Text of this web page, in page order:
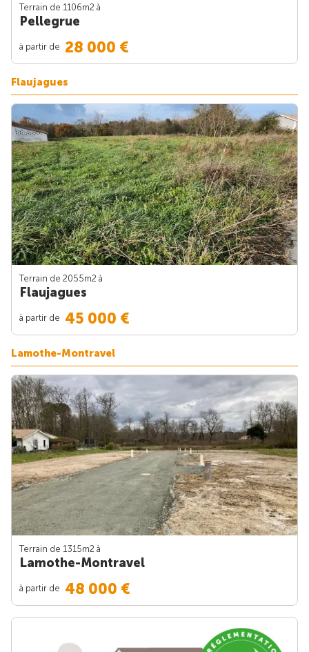
Terrain de 1106m2 à
Pellegrue
à partir de 28 000 €
Flaujagues
Terrain de 2055m2 à
Flaujagues
à partir de 45 000 €
Lamothe-Montravel
Terrain de 1315m2 à
Lamothe-Montravel
à partir de 48 000 €